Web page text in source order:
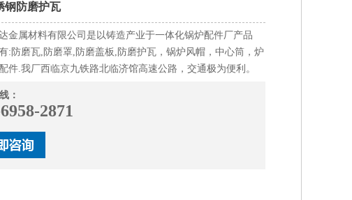
钢防磨护瓦
金属材料有限公司是以铸造产业于一体化锅炉配件厂产品
:防磨瓦,防磨罩,防磨盖板,防磨护瓦，锅炉风帽，中心筒，炉
件.我厂西临京九铁路北临济馆高速公路，交通极为便利。
：
2871